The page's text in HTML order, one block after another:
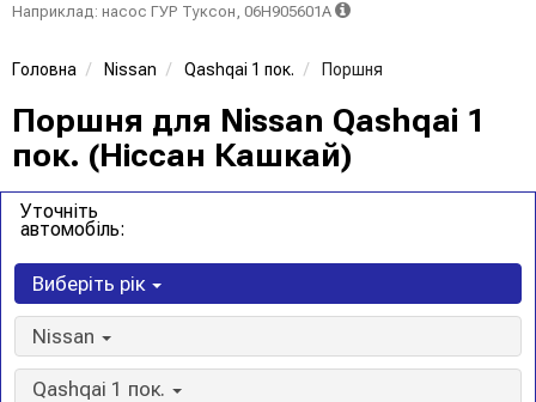
Наприклад: насос ГУР Туксон, 06H905601A
Головна Nissan Qashqai 1 пок. Поршня
Поршня для Nissan Qashqai 1
пок. (Ніссан Кашкай)
Уточніть
автомобіль:
Виберіть рік
Nissan
Qashqai 1 пок.